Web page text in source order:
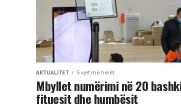
AKTUALITET 5 vjet më herët
Mbyllet numërimi në 20
fituesit dhe humbësit